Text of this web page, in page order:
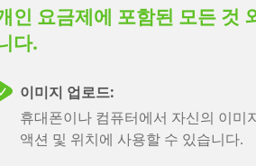
인 요금제에 포함된 모든 것
다.
이미지 업로드:
휴대폰이나 컴퓨터에서 자신의 이미
액션 및 위치에 사용할 수 있습니다.
자동 무제한 클라우드 스토리지:
모든 작업을 자동으로 안전하게 저장
Final Draft 시나리오 파일을 가져옵니
이 기능 보기